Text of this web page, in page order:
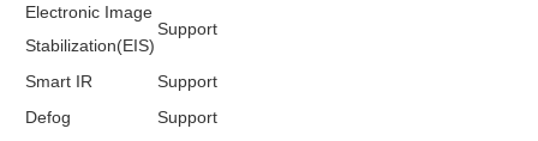
Electronic Image
Stabilization(EIS)
Support
Smart IR
Support
Defog
Support